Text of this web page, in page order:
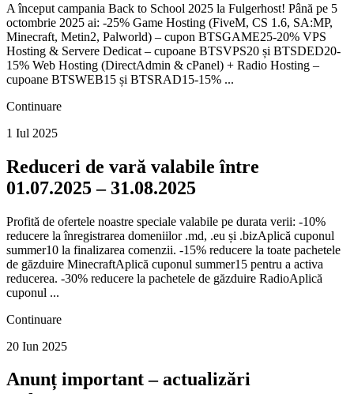
A început campania Back to School 2025 la Fulgerhost! Până pe 5
octombrie 2025 ai: -25% Game Hosting (FiveM, CS 1.6, SA:MP,
Minecraft, Metin2, Palworld) – cupon BTSGAME25-20% VPS
Hosting & Servere Dedicat – cupoane BTSVPS20 și BTSDED20-
15% Web Hosting (DirectAdmin & cPanel) + Radio Hosting –
cupoane BTSWEB15 și BTSRAD15-15% ...
Continuare
1 Iul 2025
Reduceri de vară valabile între
01.07.2025 – 31.08.2025
Profită de ofertele noastre speciale valabile pe durata verii: -10%
reducere la înregistrarea domeniilor .md, .eu și .bizAplică cuponul
summer10 la finalizarea comenzii. -15% reducere la toate pachetele
de găzduire MinecraftAplică cuponul summer15 pentru a activa
reducerea. -30% reducere la pachetele de găzduire RadioAplică
cuponul ...
Continuare
20 Iun 2025
Anunț important – actualizări